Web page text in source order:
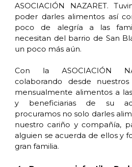
ASOCIACIÓN NAZARET.
poder darles alimentos así
poco de alegría a las
necesitan del barrio de San
un poco más aún.
Con la ASOCIACIÓN
colaborando desde
mensualmente alimentos a
y beneficiarias de su
procuramos no solo darles
nuestro cariño y compañía,
alguien se acuerda de ellos y
gran familia.